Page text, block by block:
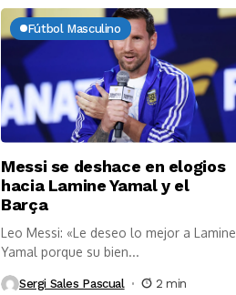
Fútbol Masculino
Messi se deshace en elogios
hacia Lamine Yamal y el
Barça
Leo Messi: «Le deseo lo mejor a Lamine
Yamal porque su bien...
Sergi Sales Pascual 2 min